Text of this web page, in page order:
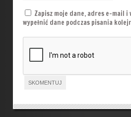
Zapisz moje dane, adres e-mail
wypełnić dane podczas pisania